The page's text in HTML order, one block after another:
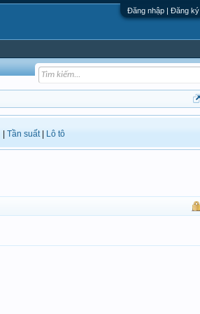
Đăng nhập | Đăng ký
Tần suất| Lô tô